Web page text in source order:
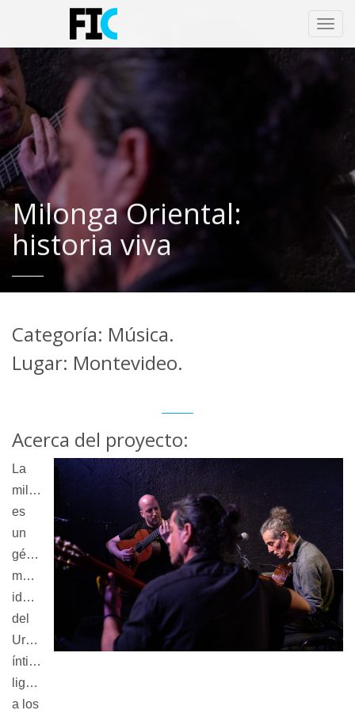
Milonga Oriental:
historia viva
Categoría: Música.
Lugar: Montevideo.
Acerca del proyecto:
La
milonga
es
un
género
musical
identitario
del
Uruguay,
íntimamente
ligado
a los